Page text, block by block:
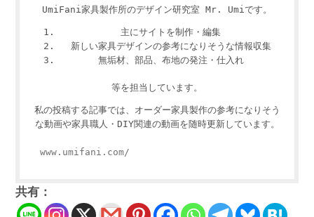
UmiFani家具製作所のデザイン研究室 Mr. Umiです。
主にサイトを制作・編集
新しい家具デザインの参考になりそうな情報収集
無垢材、部品、布地の発注・仕入れ
等を担当しています。
私の投稿する記事では、オーダー家具製作の参考になりそう
な動画や家具職人・DIY関連の動画を随時更新しています。
www.umifani.com/
共有：